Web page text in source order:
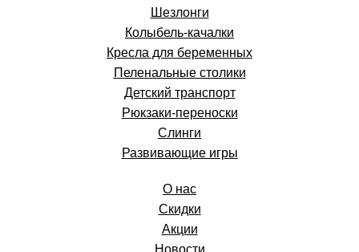
Шезлонги
Колыбель-качалки
Кресла для беременных
Пеленальные столики
Детский транспорт
Рюкзаки-переноски
Слинги
Развивающие игры
О нас
Скидки
Акции
Новости